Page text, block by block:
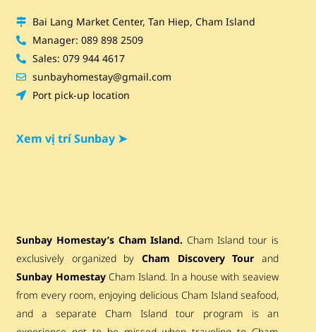
Sunbay Homestay’s Cham Island. Cham Island tour is
exclusively organized by Cham Discovery Tour and
Sunbay HomestayCham Island. In a house with seaview
from every room, enjoying delicious Cham Island seafood,
and a separate Cham Island tour program is an
Bai Lang Market Center, Tan Hiep, Cham Island
Manager: 089 898 2509
Sales: 079 944 4617
sunbayhomestay@gmail.com
Port pick-up location
Xem vị trí Sunbay ➤